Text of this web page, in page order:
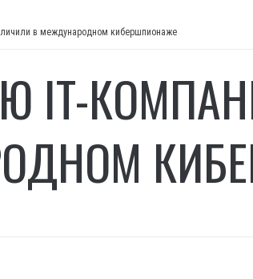
в международном кибершпионаже
IT-